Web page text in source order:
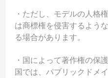
・ただし、モデルの人格
は商標権を侵害するよう
る場合があります。
・国によって著作権の保
国では、パブリックドメ